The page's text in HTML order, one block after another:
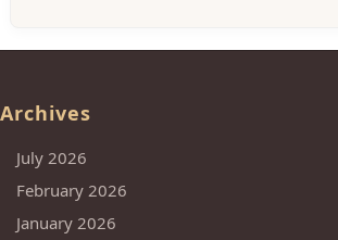
Archives
July 2026
February 2026
January 2026